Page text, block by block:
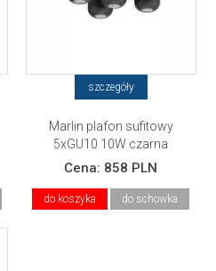
szczegóły
Marlin plafon sufitowy
5xGU10 10W czarna
Cena: 858 PLN
do koszyka do schowka